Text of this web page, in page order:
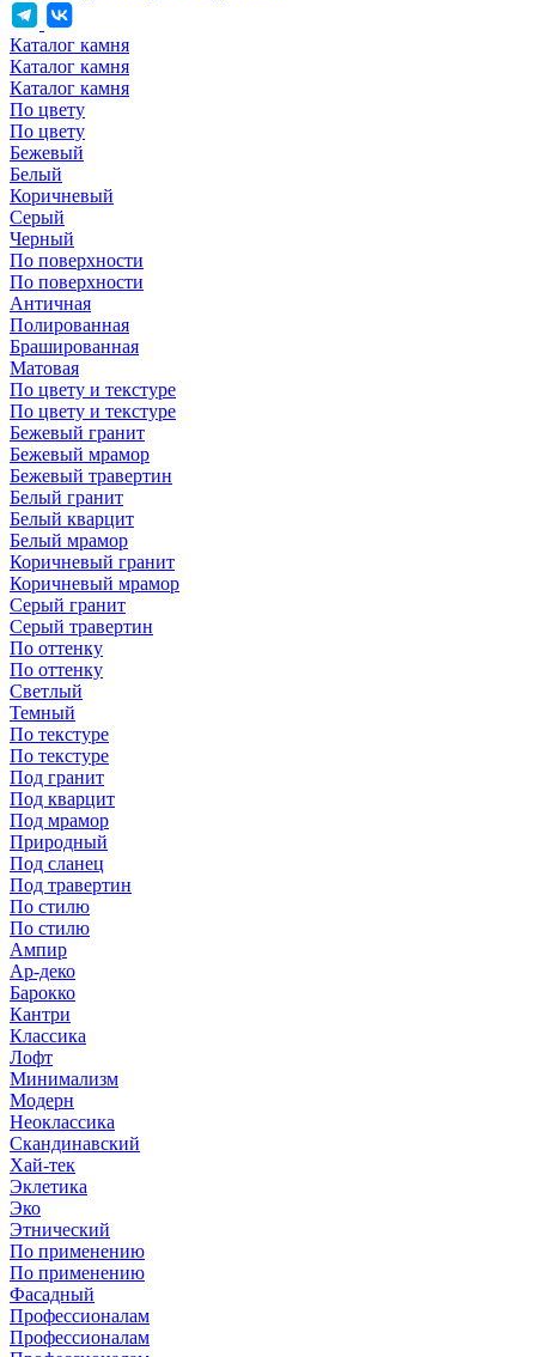
Каталог камня
Каталог камня
Каталог камня
По цвету
По цвету
Бежевый
Белый
Коричневый
Серый
Черный
По поверхности
По поверхности
Античная
Полированная
Брашированная
Матовая
По цвету и текстуре
По цвету и текстуре
Бежевый гранит
Бежевый мрамор
Бежевый травертин
Белый гранит
Белый кварцит
Белый мрамор
Коричневый гранит
Коричневый мрамор
Серый гранит
Серый травертин
По оттенку
По оттенку
Светлый
Темный
По текстуре
По текстуре
Под гранит
Под кварцит
Под мрамор
Природный
Под сланец
Под травертин
По стилю
По стилю
Ампир
Ар-деко
Барокко
Кантри
Классика
Лофт
Минимализм
Модерн
Неоклассика
Скандинавский
Хай-тек
Эклетика
Эко
Этнический
По применению
По применению
Фасадный
Профессионалам
Профессионалам